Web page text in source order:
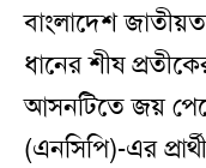
বাংলাদেশ
ধানের শীষ
আসনটিতে জয়
(এনসিপি)-এর